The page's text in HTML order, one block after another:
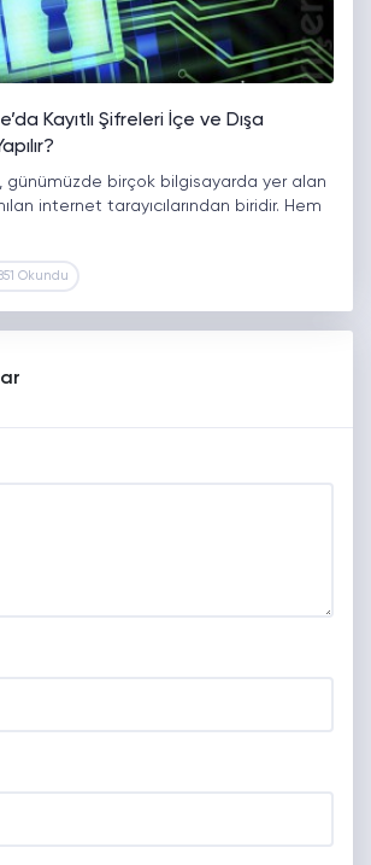
Kayıtlı Şifreleri İçe ve Dışa
günümüzde birçok bilgisayarda yer alan
internet tarayıcılarından biridir. Hem
Okundu